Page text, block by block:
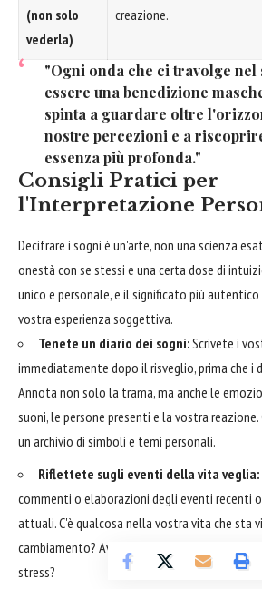
(non solo
vederla)
creazione.
"Ogni onda che ci travolge nel
essere una benedizione
spinta a guardare oltre
nostre percezioni e a
essenza più profonda."
Consigli Pratici per
l'Interpretazione
Decifrare i sogni è un'arte, non una scienza
onestà con se stessi e una certa dose di
unico e personale, e il significato più autentico
vostra esperienza soggettiva.
Tenete un diario dei sogni:Scrivete i
immediatamente dopo il risveglio, prima che i
Annota non solo la trama, ma anche le
suoni, le persone presenti e la vostra
un archivio di simboli e temi personali.
Riflettete sugli eventi della vita veglia:
commenti o elaborazioni degli eventi recenti
attuali. C'è qualcosa nella vostra vita che sta
cambiamento? Avete ricevuto notizie
stress?